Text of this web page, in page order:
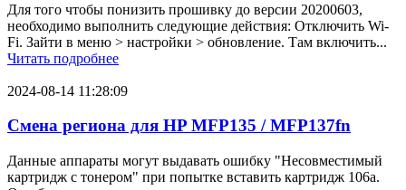
Для того чтобы понизить прошивку до версии 20200603,
необходимо выполнить следующие действия: Отключить Wi-
Fi. Зайти в меню > настройки > обновление. Там включить...
Читать подробнее
2024-08-14 11:28:09
Смена региона для HP MFP135 / MFP137fn
Данные аппараты могут выдавать ошибку "Несовместимый
картридж с тонером" при попытке вставить картридж 106a.